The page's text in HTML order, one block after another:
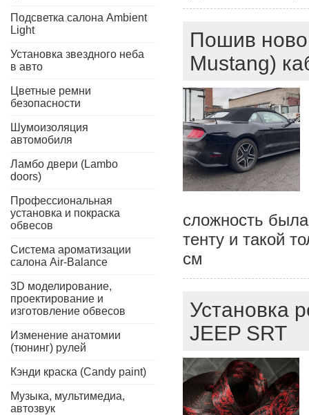
Подсветка салона Ambient
Light
Установка звездного неба
в авто
Цветные ремни
безопасности
Шумоизоляция
автомобиля
Ламбо двери (Lambo
doors)
Профессиональная
установка и покраска
обвесов
Система ароматизации
салона Air-Balance
3D моделирование,
проектирование и
изготовление обвесов
Изменение анатомии
(тюнинг) рулей
Кэнди краска (Candy paint)
Музыка, мультимедиа,
автозвук
Пошив
Mustang)
сложность
тенту и такой
см
Установка
JEEP SRT